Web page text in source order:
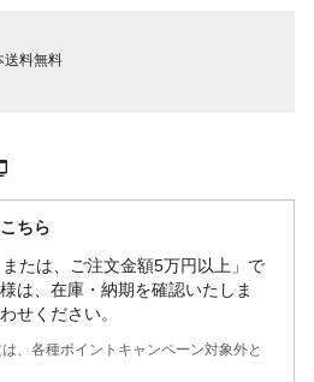
送料無料
ちら
または、ご注文金額5万円以上」で
は、在庫・納期を確認いたしま
せください。
、各種ポイントキャンペーン対象外と